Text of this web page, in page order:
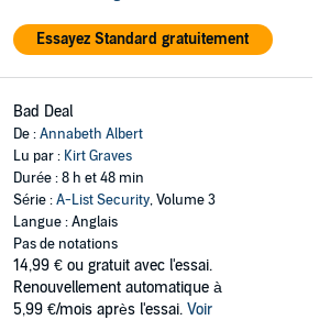
Essayez Standard gratuitement
Bad Deal
De :Annabeth Albert
Lu par : Kirt Graves
Durée : 8 h et 48 min
Série :A-List Security, Volume 3
Langue : Anglais
Pas de notations
14,99 € ou gratuit avec l'essai.
Renouvellement automatique à
5,99 €/mois après l'essai. Voir